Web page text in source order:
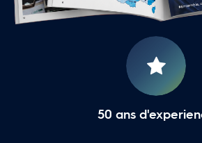
50 ans